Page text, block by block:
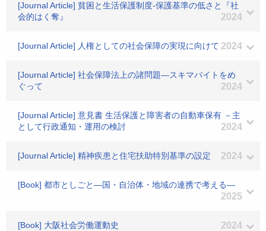
[Journal Article] 貧困と生活保護制度‐保護基準の低さと『社
会的はく奪』
2024
[Journal Article] 人権としての社会保障の実現に向けて 2024
[Journal Article] 社会保障法上の諸問題―スキマバイトをめ
ぐって
2024
[Journal Article] 意見書 生活保護と障害者の自動車保有 －主
として行政通知・運用の検討
2024
[Journal Article] 精神疾患と住宅扶助特別基準の設定 2024
[Book] 都市としごと―国・自治体・地域の連携で考える―
2025
[Book] 大阪社会労働運動史 2024